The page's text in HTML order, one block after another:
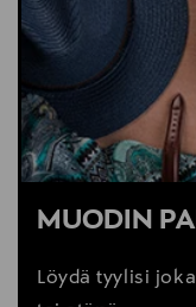
MUODIN
Löydä tyylisi